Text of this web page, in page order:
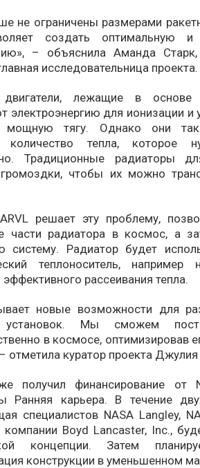
не ограничены размерами
создать оптимальную
– объяснила Аманда
исследовательница проекта.
лежащие в основе
электроэнергию для ионизации и
мощную тягу. Однако они
количество тепла, которое
Традиционные радиаторы
чтобы их можно
решает эту проблему,
части радиатора в космос, а
систему. Радиатор будет
теплоноситель, например
эффективного рассеивания тепла.
новые возможности для
установок. Мы сможем
в космосе, оптимизировав
отметила куратор проекта Джулия
получил финансирование от
Ранняя карьера. В течение
специалистов NASA Langley,
компании Boyd Lancaster, Inc.,
концепции. Затем
конструкции в уменьшенном